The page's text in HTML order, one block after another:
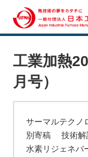
工業加熱
月号）
サーマルテク
別寄稿 技術解
水素リジェネバ